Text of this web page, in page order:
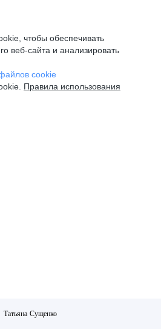
чтобы обеспечивать
веб-сайта и анализировать
cookie
Правила использования
Татьяна Сущенко